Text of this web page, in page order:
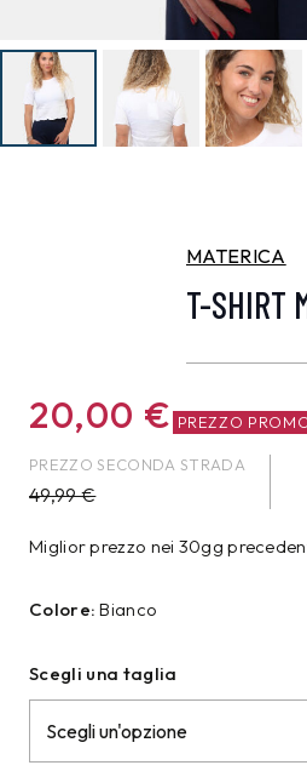
MATERICA
T-SHIRT
20,00 € PREZZO
PREZZO SECONDA STRADA
49,99€
Miglior prezzo nei 30gg
Colore: Bianco
Scegli una taglia